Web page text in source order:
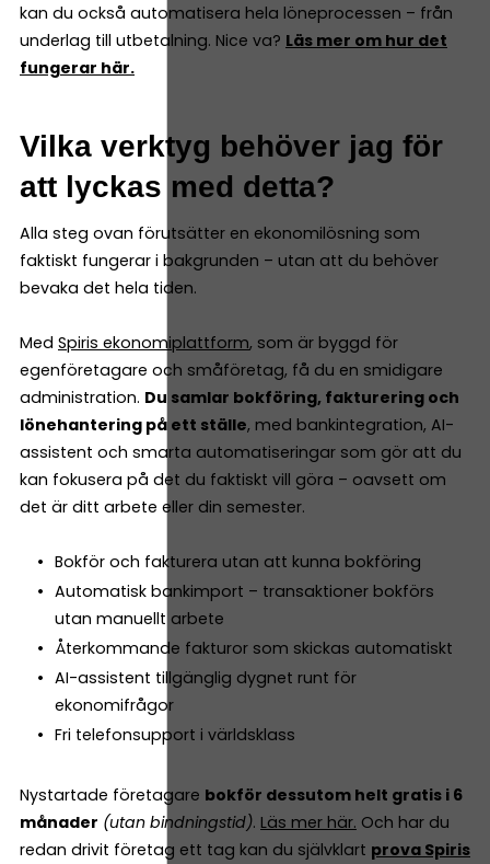
kan du också automatisera hela löneprocessen – från
underlag till utbetalning. Nice va? Läs mer om hur det
fungerar här.
Vilka verktyg behöver jag för
att lyckas med detta?
Alla steg ovan förutsätter en ekonomilösning som
faktiskt fungerar i bakgrunden – utan att du behöver
bevaka det hela tiden.
Med Spiris ekonomiplattform, som är byggd för
egenföretagare och småföretag, få du en smidigare
administration. Du samlar bokföring, fakturering och
lönehantering på ett ställe, med bankintegration, AI-
assistent och smarta automatiseringar som gör att du
kan fokusera på det du faktiskt vill göra – oavsett om
det är ditt arbete eller din semester.
Bokför och fakturera utan att kunna bokföring
Automatisk bankimport – transaktioner bokförs
utan manuellt arbete
Återkommande fakturor som skickas automatiskt
AI-assistent tillgänglig dygnet runt för
ekonomifrågor
Fri telefonsupport i världsklass
Nystartade företagare bokför dessutom helt gratis i 6
månader (utan bindningstid). Läs mer här. Och har du
redan drivit företag ett tag kan du självklart prova Spiris